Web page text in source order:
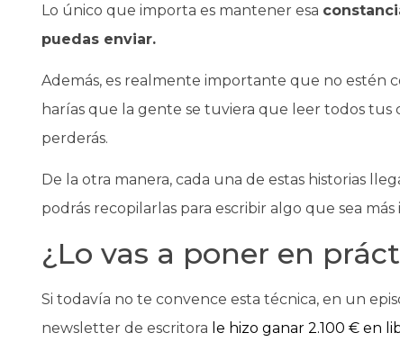
Lo único que importa es mantener esa
puedas enviar.
Además, es realmente importante que no estén
harías que la gente se tuviera que leer todos
perderás.
De la otra manera, cada una de estas historias
podrás recopilarlas para escribir algo que sea
¿Lo vas a poner en
Si todavía no te convence esta técnica, en un
newsletter de escritora le hizo ganar 2.100 € en